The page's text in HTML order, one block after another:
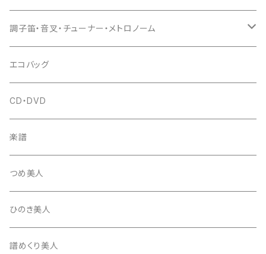
爪ばさみ
箏柱
柱入
平柱入
三角柱入
琴台
13絃用琴台（低）
13絃用琴台（高）
桐柱箱
消音フェルト
(丸三) 寿糸
はつね糸
駒
地唄駒
長唄駒
糸駒入
爪駒入
撥入
一丁撥入
三角撥入（ファスナー式）
撥
長唄・民謡撥
地唄撥
撥さや
撥滑り止めゴム
シュモク（当り鉦バチ）
座奏用譜面台
立奏用譜面台
調子笛・音叉・チューナー・メトロノーム
調子笛・音叉
チューナー・メトロノーム
エコバッグ
CD・DVD
楽譜
つめ美人
ひのき美人
譜めくり美人